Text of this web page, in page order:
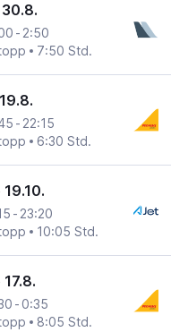
- 2:50
7:50 Std.
- 22:15
6:30 Std.
19.10.
- 23:20
10:05 Std.
17.8.
- 0:35
8:05 Std.